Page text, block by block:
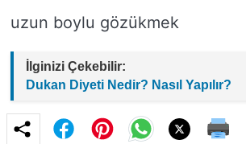
uzun boylu gözükmek
İlginizi Çekebilir:
Dukan Diyeti Nedir? Nasıl Yapılır?